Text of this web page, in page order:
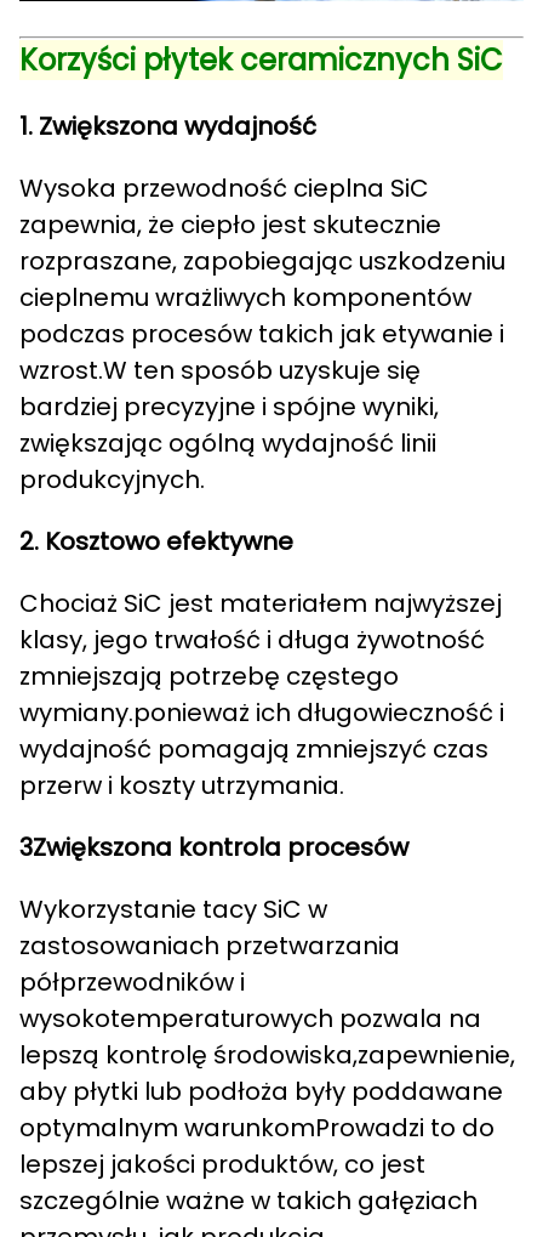
Korzyści płytek ceramicznych SiC
1. Zwiększona wydajność
Wysoka przewodność cieplna SiC
zapewnia, że ciepło jest skutecznie
rozpraszane, zapobiegając uszkodzeniu
cieplnemu wrażliwych komponentów
podczas procesów takich jak etywanie i
wzrost.W ten sposób uzyskuje się
bardziej precyzyjne i spójne wyniki,
zwiększając ogólną wydajność linii
produkcyjnych.
2. Kosztowo efektywne
Chociaż SiC jest materiałem najwyższej
klasy, jego trwałość i długa żywotność
zmniejszają potrzebę częstego
wymiany.ponieważ ich długowieczność i
wydajność pomagają zmniejszyć czas
przerw i koszty utrzymania.
3Zwiększona kontrola procesów
Wykorzystanie tacy SiC w
zastosowaniach przetwarzania
półprzewodników i
wysokotemperaturowych pozwala na
lepszą kontrolę środowiska,zapewnienie,
aby płytki lub podłoża były poddawane
optymalnym warunkomProwadzi to do
lepszej jakości produktów, co jest
szczególnie ważne w takich gałęziach